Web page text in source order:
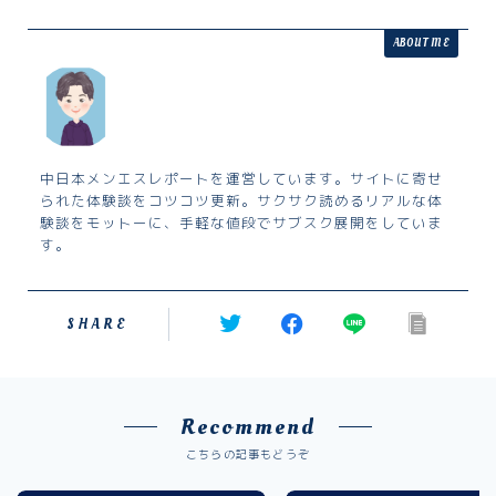
ABOUT ME
中日本メンエスレポートを運営しています。サイトに寄せ
られた体験談をコツコツ更新。サクサク読めるリアルな体
験談をモットーに、手軽な値段でサブスク展開をしていま
す。
SHARE
Recommend
こちらの記事もどうぞ